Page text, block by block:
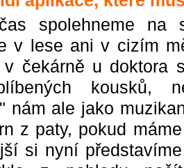
spolehneme na
v lese ani v cizím
čekárně u doktora
kousků,
nám ale jako
z paty, pokud
si nyní